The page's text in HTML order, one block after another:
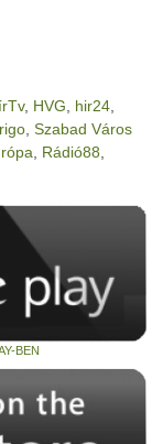
, HVG hir24
Szabad Város
Rádió88
BEN